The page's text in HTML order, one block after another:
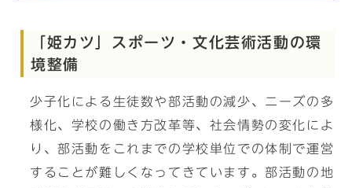
「姫カツ」スポーツ・文化芸術活動の環
境整備
少子化による生徒数や部活動の減少、ニーズの多
様化、学校の働き方改革等、社会情勢の変化によ
り、部活動をこれまでの学校単位での体制で運営
することが難しくなってきています。部活動の地